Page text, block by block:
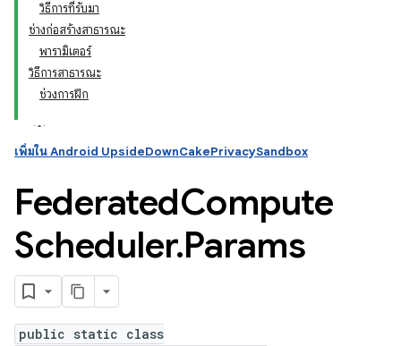
วิธีการที่รับมา
ช่างก่อสร้างสาธารณะ
พารามิเตอร์
วิธีการสาธารณะ
ช่วงการฝึก
เพิ่มใน Android UpsideDownCakePrivacySandbox
FederatedCompute
Scheduler.Params
public static class